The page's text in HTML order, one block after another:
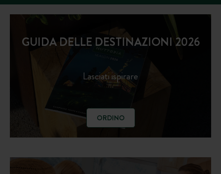
GUIDA DELLE DESTINAZIONI 2026
Lasciati ispirare
ORDINO